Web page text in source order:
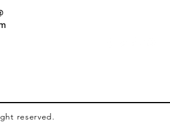
reserved.